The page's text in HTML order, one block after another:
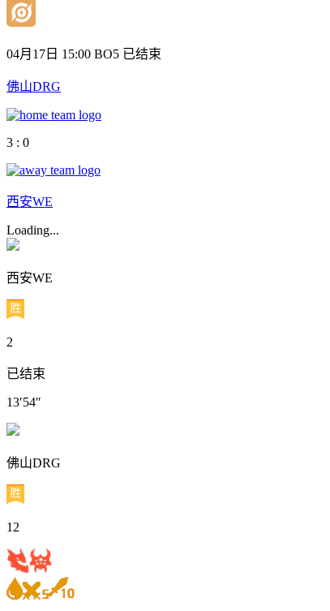
04月17日 15:00 BO5 已结束
佛山DRG
3 : 0
西安WE
Loading...
西安WE
2
已结束
13′54″
佛山DRG
12